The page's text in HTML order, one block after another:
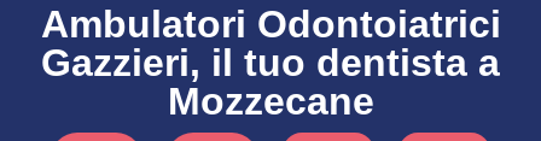
Ambulatori Odontoiatrici
Gazzieri, il tuo dentista a
Mozzecane